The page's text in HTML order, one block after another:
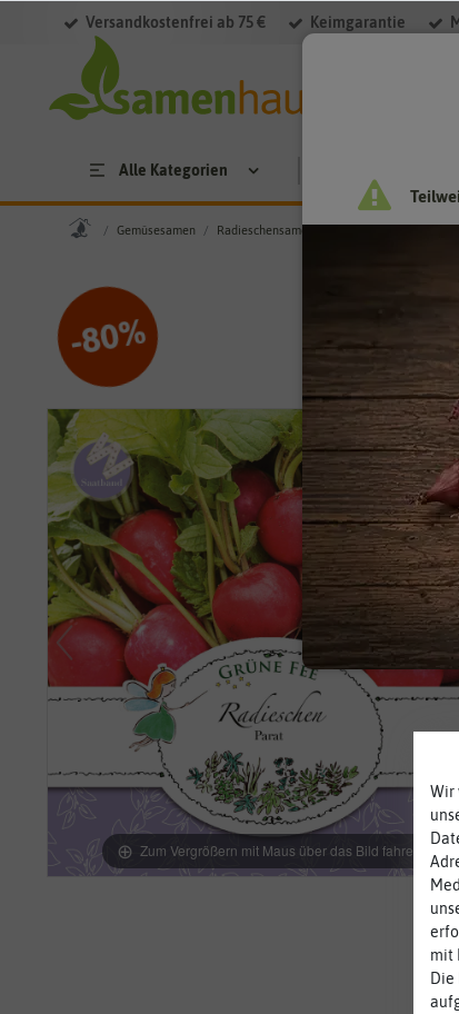
Versandkostenfrei ab 75 € Keimgarantie
Alle Kategorien
Gemüsesamen Radieschensamen
Zum Vergrößern mit Maus über das Bild fahren
-80%
Wir
mit
Die